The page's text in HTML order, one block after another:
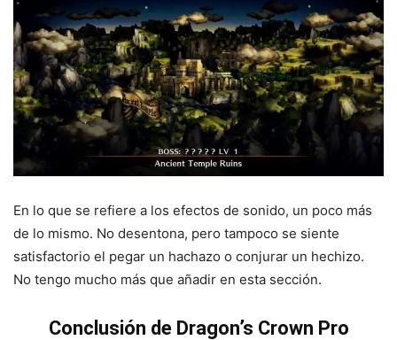
En lo que se refiere a los efectos de sonido, un poco más
de lo mismo. No desentona, pero tampoco se siente
satisfactorio el pegar un hachazo o conjurar un hechizo.
No tengo mucho más que añadir en esta sección.
Conclusión de Dragon’s Crown Pro